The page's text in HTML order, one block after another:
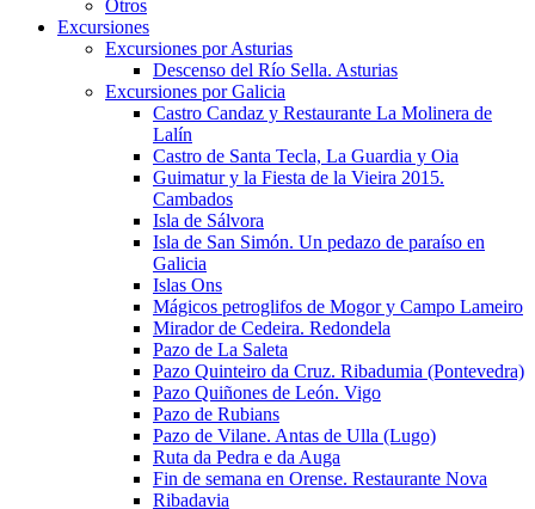
Otros
Excursiones
Excursiones por Asturias
Descenso del Río Sella. Asturias
Excursiones por Galicia
Castro Candaz y Restaurante La Molinera de
Lalín
Castro de Santa Tecla, La Guardia y Oia
Guimatur y la Fiesta de la Vieira 2015.
Cambados
Isla de Sálvora
Isla de San Simón. Un pedazo de paraíso en
Galicia
Islas Ons
Mágicos petroglifos de Mogor y Campo Lameiro
Mirador de Cedeira. Redondela
Pazo de La Saleta
Pazo Quinteiro da Cruz. Ribadumia (Pontevedra)
Pazo Quiñones de León. Vigo
Pazo de Rubians
Pazo de Vilane. Antas de Ulla (Lugo)
Ruta da Pedra e da Auga
Fin de semana en Orense. Restaurante Nova
Ribadavia